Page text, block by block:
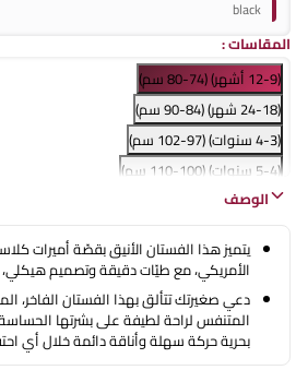
black
المقاسات:
(12-9 أشهر) (74-80 سم)
(24-18 شهر) (84-90 سم)
(4-3 سنوات) (97-102 سم)
(5-4 سنوات) (100-110 سم)
(6-5 سنوات) (110-120 سم) الوصف
يتميز هذا الفستان الأنيق بقصّة أميرات
الأمريكي، مع طيّات دقيقة وتصميم هيكلي،
دعي صغيرتك تتألق بهذا الفستان الفاخر،
المتنفس لراحة لطيفة على بشرتها
بحرية حركة سهلة وأناقة دائمة خلال أي